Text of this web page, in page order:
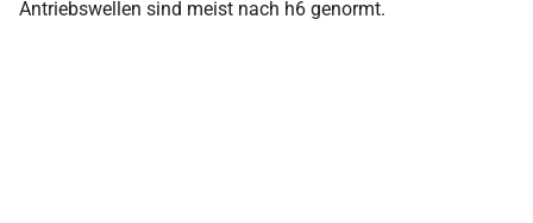
Antriebswellen sind meist nach h6 genormt.